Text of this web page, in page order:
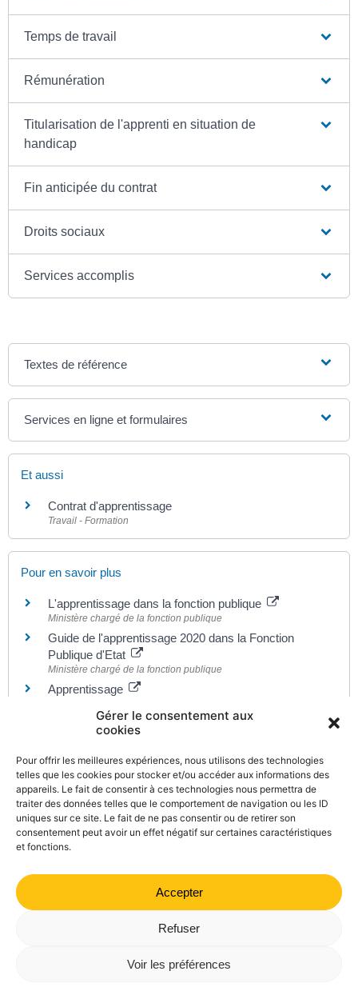
Gérer le consentement aux
cookies
Pour offrir les meilleures expériences, nous utilisons des technologies
telles que les cookies pour stocker et/ou accéder aux informations des
appareils. Le fait de consentir à ces technologies nous permettra de
traiter des données telles que le comportement de navigation ou les ID
uniques sur ce site. Le fait de ne pas consentir ou de retirer son
consentement peut avoir un effet négatif sur certaines caractéristiques
et fonctions.
Accepter
Refuser
Voir les préférences
Temps de travail
Rémunération
Titularisation de l'apprenti en situation de
handicap
Fin anticipée du contrat
Droits sociaux
Services accomplis
Textes de référence
Services en ligne et formulaires
Et aussi
Contrat d'apprentissage
Travail - Formation
Pour en savoir plus
L'apprentissage dans la fonction publique
Ministère chargé de la fonction publique
Guide de l'apprentissage 2020 dans la Fonction
Publique d'Etat
Ministère chargé de la fonction publique
Apprentissage
CFA : ce qu'il faut savoir
Ministère chargé de l'éducation
Précis de l'apprentissage
Ministère chargé du travail
Carte d'étudiant des métiers
Ministère chargé de la formation professionnelle
© Direction de l'information légale et administrative
comarquage developpé par
21 40 70